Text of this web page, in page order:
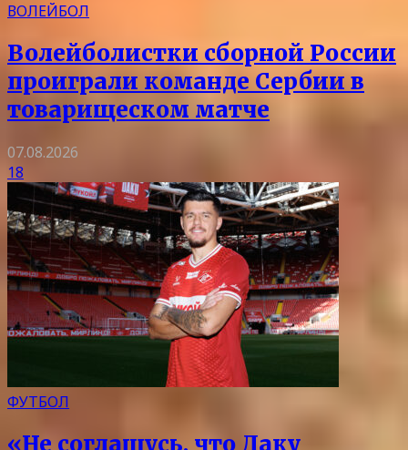
ВОЛЕЙБОЛ
Волейболистки сборной России
проиграли команде Сербии в
товарищеском матче
07.08.2026
18
ФУТБОЛ
«Не соглашусь, что Даку